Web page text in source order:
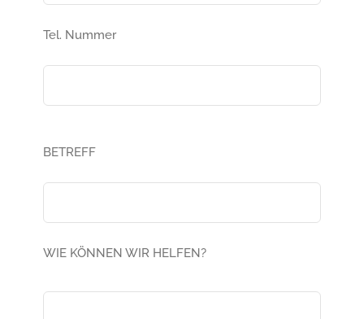
Tel. Nummer
BETREFF
WIE KÖNNEN WIR HELFEN?